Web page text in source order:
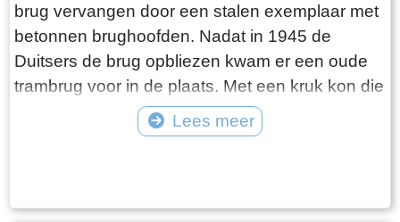
brug vervangen door een stalen exemplaar met
betonnen brughoofden. Nadat in 1945 de
Duitsers de brug opbliezen kwam er een oude
trambrug voor in de plaats. Met een kruk kon die
worden opengedraaid. In 1975 werd de huidige
Hellingbrug met elektrische bediening
samenkomst voor de gepensioneerden, die er
Lees meer